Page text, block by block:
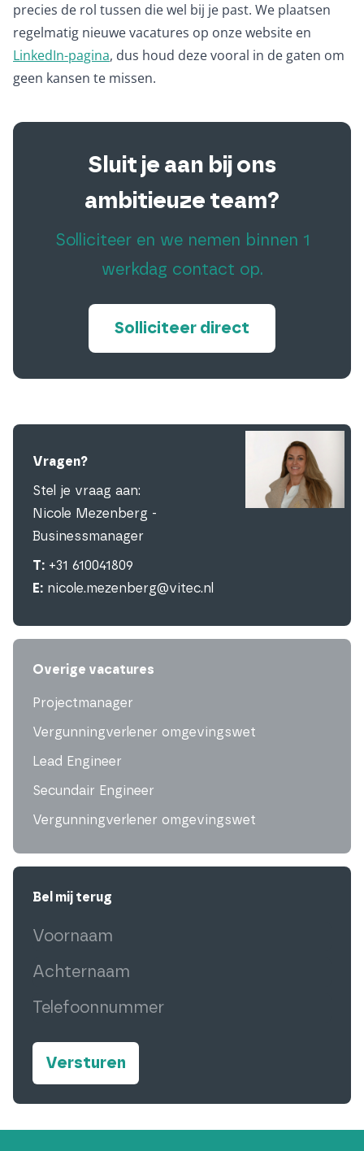
Vragen?
Stel je vraag aan:
Nicole Mezenberg -
Businessmanager
T: +31 610041809
E: nicole.mezenberg@vitec.nl
Overige vacatures
Projectmanager
Vergunningverlener omgevingswet
Lead Engineer
Secundair Engineer
Vergunningverlener omgevingswet
Bel mij terug
Voornaam
Achternaam
Telefoonnummer
precies de rol tussen die wel bij je past. We plaatsen
regelmatig nieuwe vacatures op onze website en
LinkedIn-pagina, dus houd deze vooral in de gaten om
geen kansen te missen.
Sluit je aan bij ons
ambitieuze team?
Solliciteer en we nemen binnen 1
werkdag contact op.
Solliciteer direct